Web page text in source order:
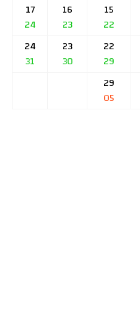
15
22
16
23
17
24
22
29
23
30
24
31
29
05